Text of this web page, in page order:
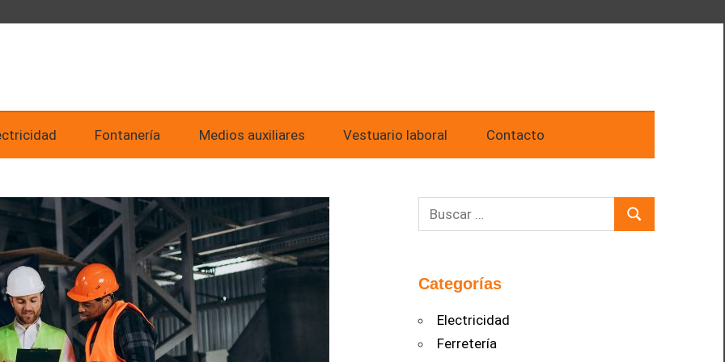
Fontanería Medios auxiliares Vestuario laboral Contacto
Buscar:
Buscar
Categorías
Electricidad
Ferretería